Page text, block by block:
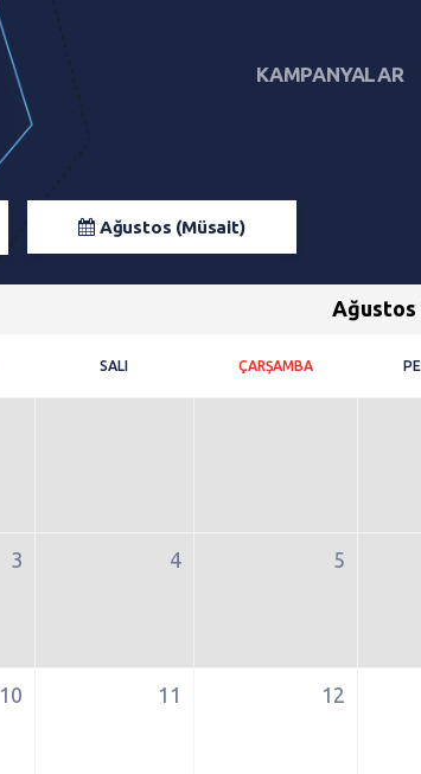
KAMPANYALAR
Ağustos (Müsait)
Ağustos
SALI ÇARŞAMBA
3 4 5
10 11 12